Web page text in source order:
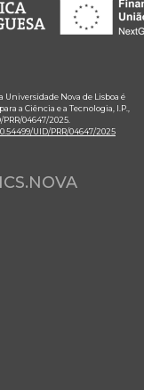
Universidade Nova de Lisboa é
a Ciência e a Tecnologia, I.P.,
04647/2025.
UID/PRR/04647/2025